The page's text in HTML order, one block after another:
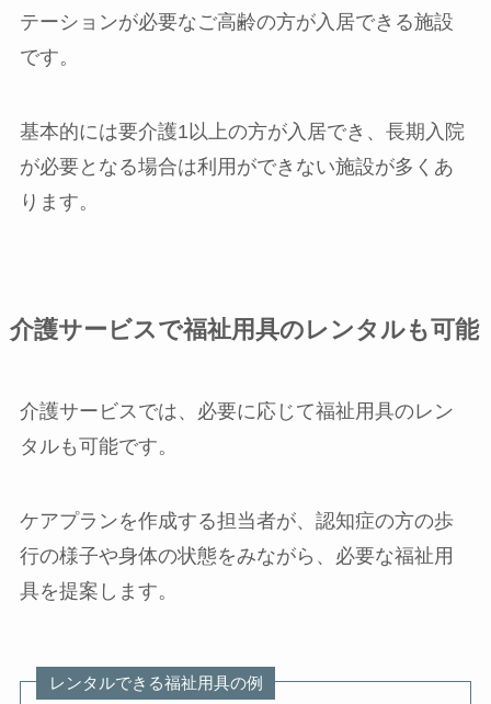
テーションが必要なご高齢の方が入居できる施設
です。
基本的には要介護1以上の方が入居でき、長期入院
が必要となる場合は利用ができない施設が多くあ
ります。
介護サービスで福祉用具のレンタルも可能
介護サービスでは、必要に応じて福祉用具のレン
タルも可能です。
ケアプランを作成する担当者が、認知症の方の歩
行の様子や身体の状態をみながら、必要な福祉用
具を提案します。
レンタルできる福祉用具の例